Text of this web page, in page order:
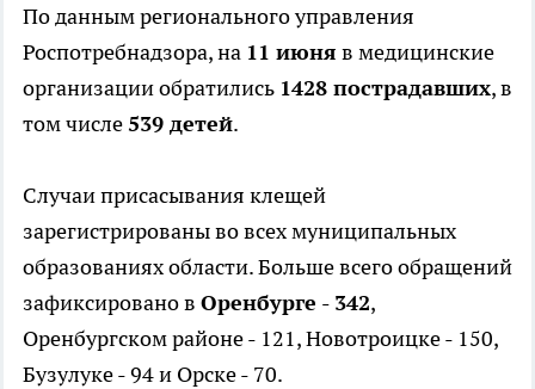
По данным регионального управления
Роспотребнадзора, на 11 июня в медицинские
организации обратились 1428 пострадавших, в
том числе 539 детей.
Случаи присасывания клещей
зарегистрированы во всех муниципальных
образованиях области. Больше всего обращений
зафиксировано в Оренбурге - 342,
Оренбургском районе - 121, Новотроицке - 150,
Бузулуке - 94 и Орске - 70.